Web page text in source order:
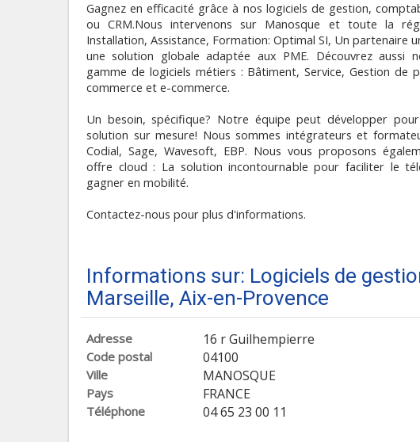
Gagnez en efficacité grâce à nos logiciels de gestion,
ou CRM.Nous intervenons sur Manosque et toute la
Installation, Assistance, Formation: Optimal SI, Un partenaire
une solution globale adaptée aux PME. Découvrez aussi
gamme de logiciels métiers : Bâtiment, Service, Gestion de
commerce et e-commerce.
Un besoin, spécifique? Notre équipe peut développer
solution sur mesure! Nous sommes intégrateurs et
Codial, Sage, Wavesoft, EBP. Nous vous proposons
offre cloud : La solution incontournable pour faciliter le
gagner en mobilité.
Contactez-nous pour plus d'informations.
Informations sur: Logiciels de
Marseille, Aix-en-Provence
Adresse 16 r Guilhempierre
Code postal 04100
Ville MANOSQUE
Pays FRANCE
Téléphone 04 65 23 00 11